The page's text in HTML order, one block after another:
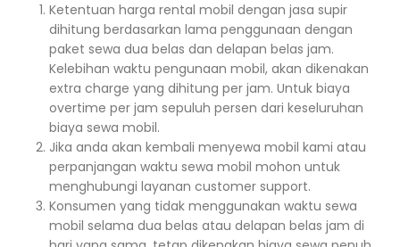
Ketentuan harga rental mobil dengan jasa supir
dihitung berdasarkan lama penggunaan dengan
paket sewa dua belas dan delapan belas jam.
Kelebihan waktu pengunaan mobil, akan dikenakan
extra charge yang dihitung per jam. Untuk biaya
overtime per jam sepuluh persen dari keseluruhan
biaya sewa mobil.
Jika anda akan kembali menyewa mobil kami atau
perpanjangan waktu sewa mobil mohon untuk
menghubungi layanan customer support.
Konsumen yang tidak menggunakan waktu sewa
mobil selama dua belas atau delapan belas jam di